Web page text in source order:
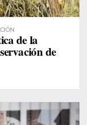
de la
de